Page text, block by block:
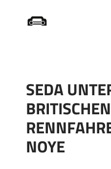
Startseite
Rennfahrer Scott Noye
SEDA
BRITISCHEN
NOYE